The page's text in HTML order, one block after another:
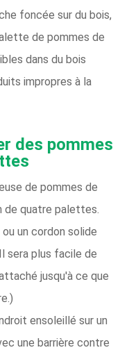
foncée sur du bois,
de pommes de
dans du bois
impropres à la
des pommes
de pommes de
de quatre palettes.
un cordon solide
sera plus facile de
jusqu'à ce que
ensoleillé sur un
une barrière contre